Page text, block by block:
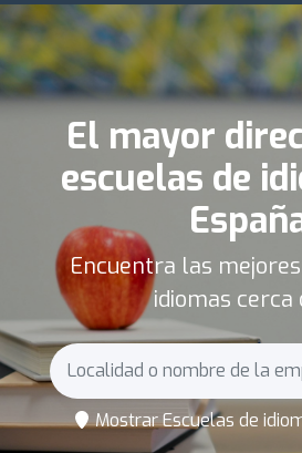
El mayor
escuelas de
Encuentra las
idiomas cerca
Mostrar Escuelas de